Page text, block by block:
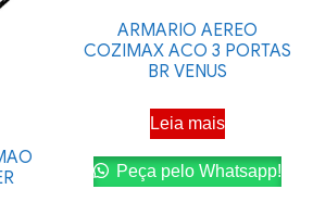
ARMARIO AEREO
COZIMAX ACO 3 PORTAS
BR VENUS
Leia mais
Peça pelo Whatsapp!